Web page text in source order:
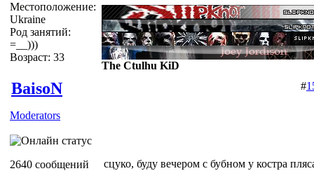
Местоположение:
Ukraine
Род занятий:
=__)))
Возраст: 33
The Ctulhu KiD
BaisoN
Moderators
2640 сообщений
#
сцуко, буду вечером с бубном у костра